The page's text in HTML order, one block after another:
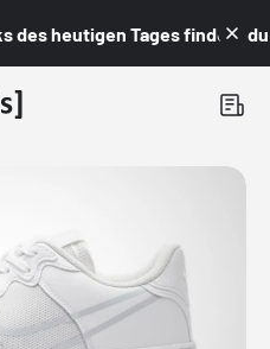
heutigen Tages findest du